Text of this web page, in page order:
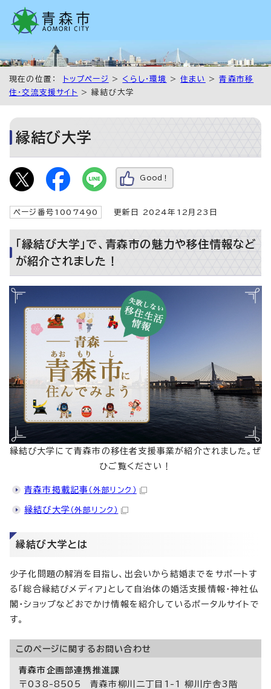
現在の位置： トップページ > くらし・環境 >住まい >青森市移
住・交流支援サイト
> 縁結び大学
縁結び大学
Good！
ページ番号1007490 更新日 2024年12月23日
「縁結び大学」で、青森市の魅力や移住情報など
が紹介されました！
縁結び大学にて青森市の移住者支援事業が紹介されました。ぜ
ひご覧ください！
青森市掲載記事 （外部リンク）
縁結び大学 （外部リンク）
縁結び大学とは
少子化問題の解消を目指し、出会いから結婚までをサポートす
る「総合縁結びメディア」として自治体の婚活支援情報・神社仏
閣・ショップなどおでかけ情報を紹介しているポータルサイトで
す。
このページに関する お問い合わせ
青森市企画部連携推進課
〒038-8505 青森市柳川二丁目1-1 柳川庁舎3階